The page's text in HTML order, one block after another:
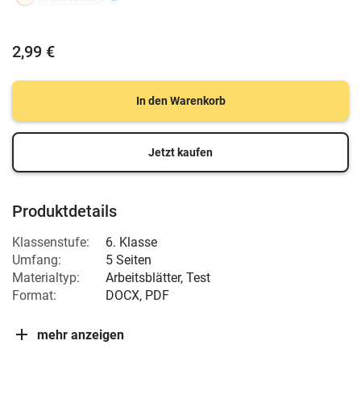
2,99 €
In den Warenkorb
Jetzt kaufen
Produktdetails
Klassenstufe:
6. Klasse
Umfang:
5 Seiten
Materialtyp:
Arbeitsblätter, Test
Format:
DOCX, PDF
mehr anzeigen